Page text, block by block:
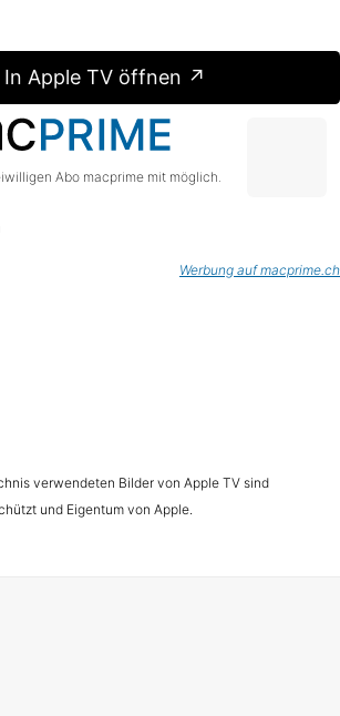
In Apple TV öffnen ↗
Abo macprime mit möglich.
Werbung auf macprime.ch
verwendeten Bilder von Apple TV sind
und Eigentum von Apple.